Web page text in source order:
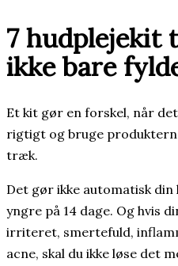
7 hudplejekit
ikke bare
Et kit gør en forskel, når
rigtigt og bruge
træk.
Det gør ikke automatisk din
yngre på 14 dage. Og hvis
irriteret, smertefuld,
acne, skal du ikke løse det